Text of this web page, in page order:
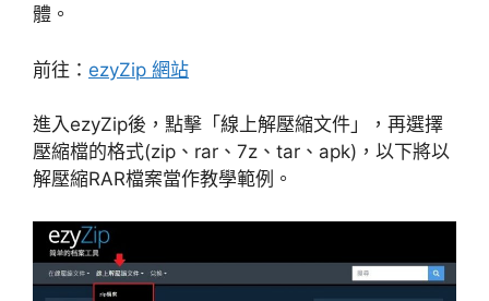
體。
前往： ezyZip 網站
進入ezyZip後，點擊「線上解壓縮文件」，再選擇
壓縮檔的格式(zip、rar、7z、tar、apk)，以下將以
解壓縮RAR檔案當作教學範例。